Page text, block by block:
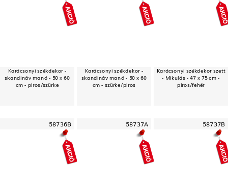
Karácsonyi székdekor -
skandináv manó - 50 x 60
cm - piros/szürke
Karácsonyi székdekor -
skandináv manó - 50 x 60
cm - szürke/piros
Karácsonyi székdekor szett
- Mikulás - 47 x 75 cm -
piros/fehér
58736B 58737A 58737B